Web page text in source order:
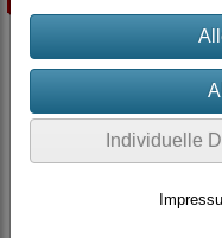
Individuelle